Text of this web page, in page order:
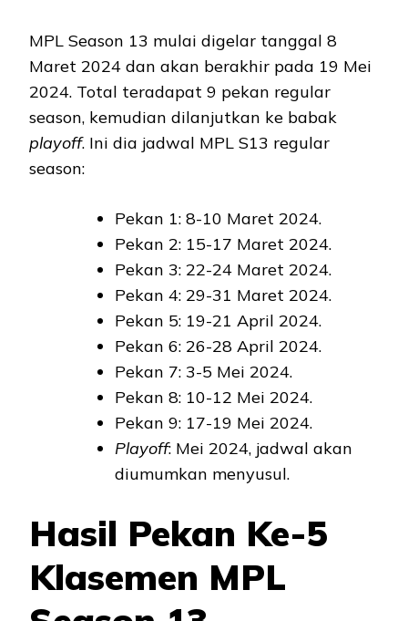
MPL Season 13 mulai digelar tanggal 8
Maret 2024 dan akan berakhir pada 19 Mei
2024. Total teradapat 9 pekan regular
season, kemudian dilanjutkan ke babak
playoff. Ini dia jadwal MPL S13 regular
season:
Pekan 1: 8-10 Maret 2024.
Pekan 2: 15-17 Maret 2024.
Pekan 3: 22-24 Maret 2024.
Pekan 4: 29-31 Maret 2024.
Pekan 5: 19-21 April 2024.
Pekan 6: 26-28 April 2024.
Pekan 7: 3-5 Mei 2024.
Pekan 8: 10-12 Mei 2024.
Pekan 9: 17-19 Mei 2024.
Playoff: Mei 2024, jadwal akan
diumumkan menyusul.
Hasil Pekan Ke-5
Klasemen MPL